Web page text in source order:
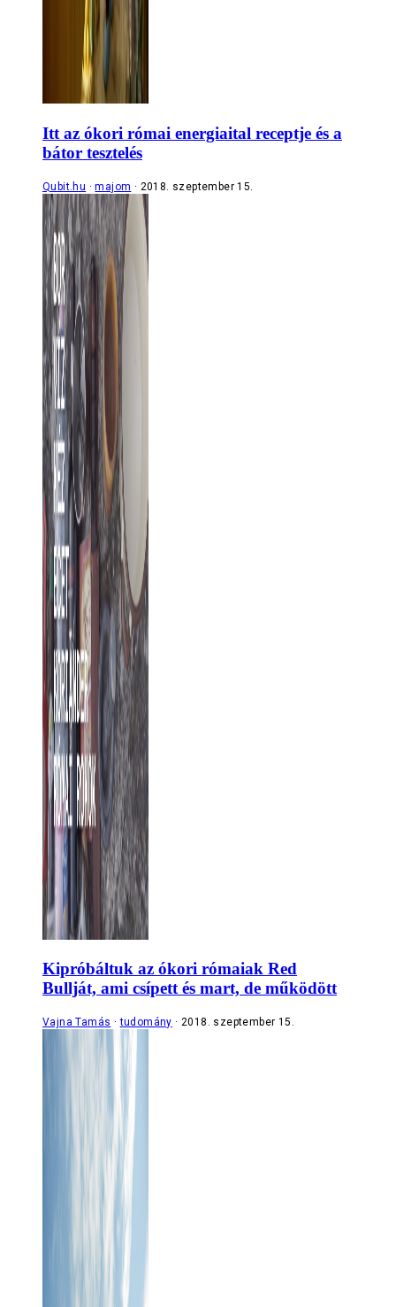
Itt az ókori római energiaital receptje és a
bátor tesztelés
Qubit.hu majom 2018. szeptember 15.
Kipróbáltuk az ókori rómaiak Red
Bullját, ami csípett és mart, de működött
Vajna Tamás tudomány 2018. szeptember 15.